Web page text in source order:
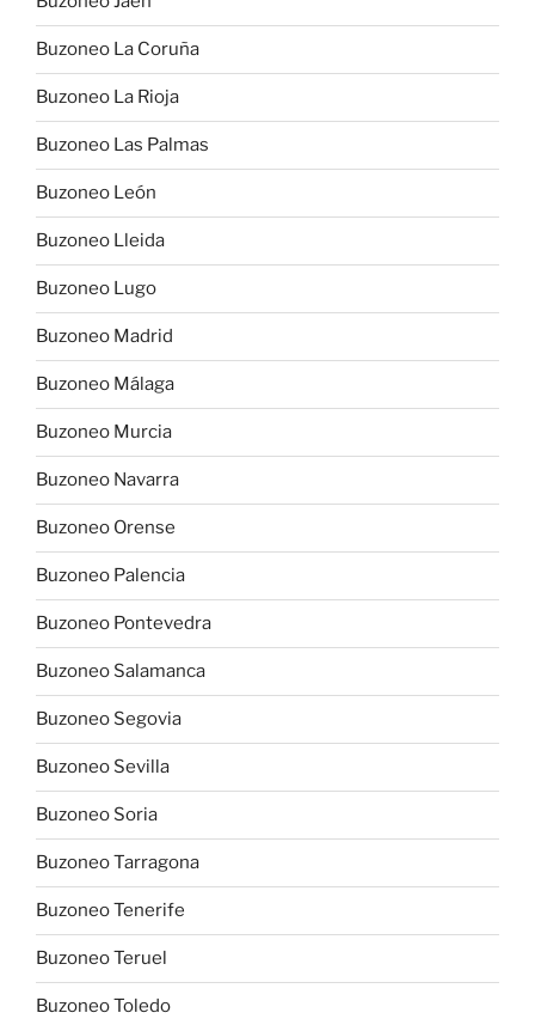
Buzoneo La Coruña
Buzoneo La Rioja
Buzoneo Las Palmas
Buzoneo León
Buzoneo Lleida
Buzoneo Lugo
Buzoneo Madrid
Buzoneo Málaga
Buzoneo Murcia
Buzoneo Navarra
Buzoneo Orense
Buzoneo Palencia
Buzoneo Pontevedra
Buzoneo Salamanca
Buzoneo Segovia
Buzoneo Sevilla
Buzoneo Soria
Buzoneo Tarragona
Buzoneo Tenerife
Buzoneo Teruel
Buzoneo Toledo